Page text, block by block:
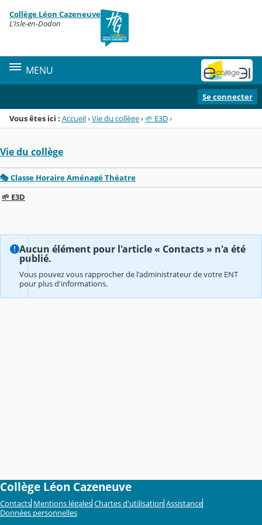
Menu de la rubrique
Contenu
Collège Léon Cazeneuve
L'Isle-en-Dodon
MENU
Se connecter
Vous êtes ici : Accueil›Vie du collège›🌱 E3D›
Vie du collège
🎭 Classe Horaire Aménagé Théatre
🌱 E3D
Aucun élément pour l'article « Contacts » n'a été
publié.
Vous pouvez vous rapprocher de l'administrateur de votre ENT
pour plus d'informations.
Collège Léon Cazeneuve
Contacts Mentions légales Chartes d'utilisation Assistance
Données personnelles